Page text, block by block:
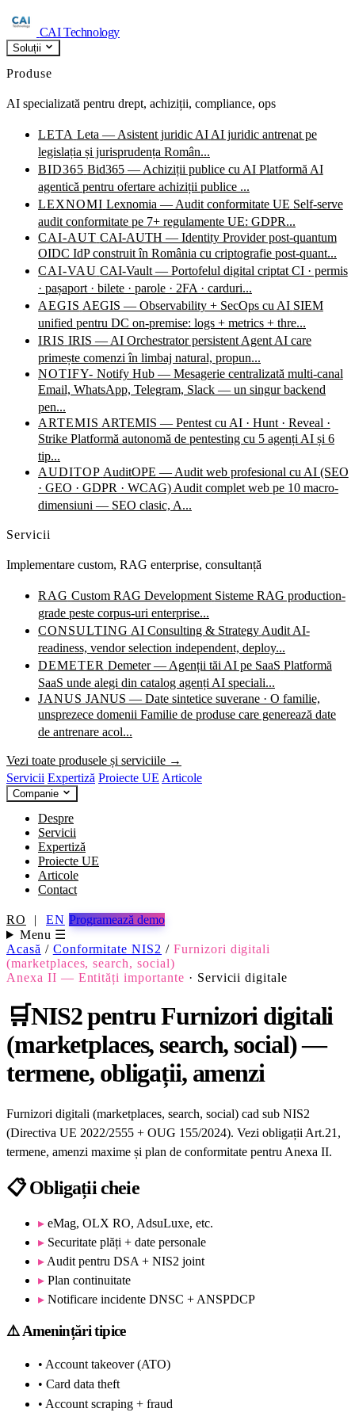
CAI Technology
Soluții
Produse
AI specializată pentru drept, achiziții, compliance, ops
LETA Leta — Asistent juridic AI AI juridic antrenat pe
legislația și jurisprudența Român...
BID365 Bid365 — Achiziții publice cu AI Platformă AI
agentică pentru ofertare achiziții publice ...
LEXNOMI Lexnomia — Audit conformitate UE Self-serve
audit conformitate pe 7+ regulamente UE: GDPR...
CAI-AUT CAI-AUTH — Identity Provider post-quantum
OIDC IdP construit în România cu criptografie post-quant...
CAI-VAU CAI-Vault — Portofelul digital criptat CI · permis
· pașaport · bilete · parole · 2FA · carduri...
AEGIS AEGIS — Observability + SecOps cu AI SIEM
unified pentru DC on-premise: logs + metrics + thre...
IRIS IRIS — AI Orchestrator persistent Agent AI care
primește comenzi în limbaj natural, propun...
NOTIFY- Notify Hub — Mesagerie centralizată multi-canal
Email, WhatsApp, Telegram, Slack — un singur backend
pen...
ARTEMIS ARTEMIS — Pentest cu AI · Hunt · Reveal ·
Strike Platformă autonomă de pentesting cu 5 agenți AI și 6
tip...
AUDITOP AuditOPE — Audit web profesional cu AI (SEO
· GEO · GDPR · WCAG) Audit complet web pe 10 macro-
dimensiuni — SEO clasic, A...
Servicii
Implementare custom, RAG enterprise, consultanță
RAG Custom RAG Development Sisteme RAG production-
grade peste corpus-uri enterprise...
CONSULTING AI Consulting & Strategy Audit AI-
readiness, vendor selection independent, deploy...
DEMETER Demeter — Agenții tăi AI pe SaaS Platformă
SaaS unde alegi din catalog agenți AI speciali...
JANUS JANUS — Date sintetice suverane · O familie,
unsprezece domenii Familie de produse care generează date
de antrenare acol...
Vezi toate produsele și serviciile →
Servicii Expertiză Proiecte UE Articole
Companie
Despre
Servicii
Expertiză
Proiecte UE
Articole
Contact
RO | EN Programează demo
Menu ☰
Acasă / Conformitate NIS2 / Furnizori digitali
(marketplaces, search, social)
Anexa II — Entități importante · Servicii digitale
🛒NIS2 pentru Furnizori digitali
(marketplaces, search, social) —
termene, obligații, amenzi
Furnizori digitali (marketplaces, search, social) cad sub NIS2
(Directiva UE 2022/2555 + OUG 155/2024). Vezi obligații Art.21,
termene, amenzi maxime și plan de conformitate pentru Anexa II.
📋Obligații cheie
▸ eMag, OLX RO, AdsuLuxe, etc.
▸ Securitate plăți + date personale
▸ Audit pentru DSA + NIS2 joint
▸ Plan continuitate
▸ Notificare incidente DNSC + ANSPDCP
⚠️Amenințări tipice
• Account takeover (ATO)
• Card data theft
• Account scraping + fraud